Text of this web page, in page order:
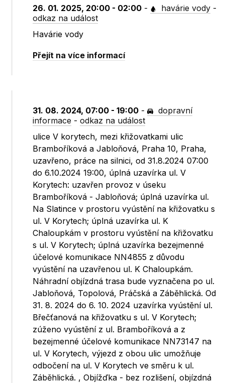
26. 01. 2025, 20:00 - 02:00 - havárie vody -
odkaz na událost
Havárie vody
Přejít na více informací
31. 08. 2024, 07:00 - 19:00 -
dopravní
informace -odkaz na událost
ulice V korytech, mezi křižovatkami ulic
Bramboříková a Jabloňová, Praha 10, Praha,
uzavřeno, práce na silnici, od 31.8.2024 07:00
do 6.10.2024 19:00, úplná uzavírka ul. V
Korytech: uzavřen provoz v úseku
Bramboříková - Jabloňová; úplná uzavírka ul.
Na Slatince v prostoru vyústění na křižovatku s
ul. V Korytech; úplná uzavírka ul. K
Chaloupkám v prostoru vyústění na křižovatku
s ul. V Korytech; úplná uzavírka bezejmenné
účelové komunikace NN4855 z důvodu
vyústění na uzavřenou ul. K Chaloupkám.
Náhradní objízdná trasa bude vyznačena po ul.
Jabloňová, Topolová, Práčská a Záběhlická. Od
31. 8. 2024 do 6. 10. 2024 uzavírka vyústění ul.
Břečťanová na křižovatku s ul. V Korytech;
zúženo vyústění z ul. Bramboříková a z
bezejmenné účelové komunikace NN73147 na
ul. V Korytech, výjezd z obou ulic umožňuje
odbočení na ul. V Korytech ve směru k ul.
Záběhlická. , Objížďka - bez rozlišení, objízdná